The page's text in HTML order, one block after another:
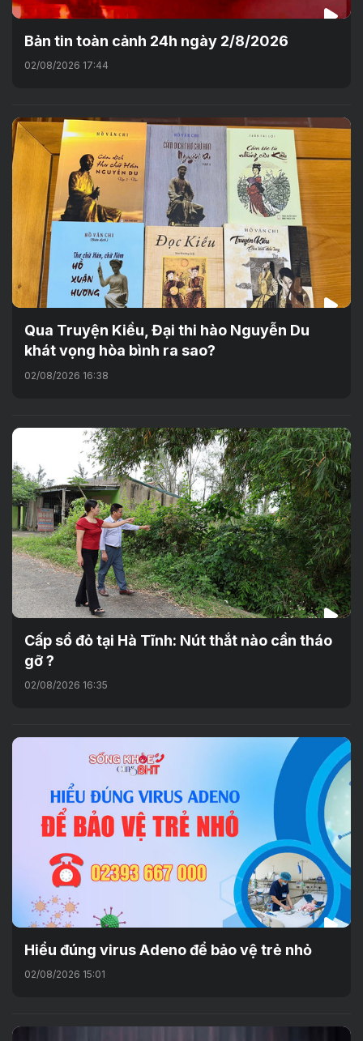
Bản tin toàn cảnh 24h ngày 2/8/2026
02/08/2026 17:44
Qua Truyện Kiều, Đại thi hào Nguyễn Du
khát vọng hòa bình ra sao?
02/08/2026 16:38
Cấp sổ đỏ tại Hà Tĩnh: Nút thắt nào cần tháo
gỡ ?
02/08/2026 16:35
Hiểu đúng virus Adeno để bảo vệ trẻ nhỏ
02/08/2026 15:01